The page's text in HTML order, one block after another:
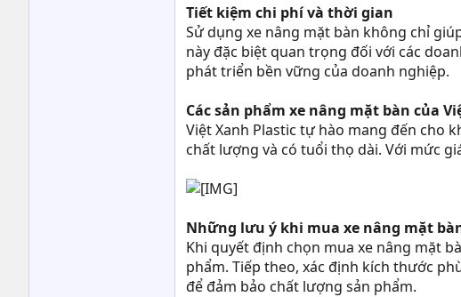
Tiết kiệm chi phí và thời gian
Sử dụng xe nâng mặt bàn không chỉ
này đặc biệt quan trọng đối với các
phát triển bền vững của doanh nghiệp.
Các sản phẩm xe nâng mặt bàn của
Việt Xanh Plastic tự hào mang đến cho
chất lượng và có tuổi thọ dài. Với mức
Những lưu ý khi mua xe nâng mặt
Khi quyết định chọn mua xe nâng mặt
phẩm. Tiếp theo, xác định kích thước
để đảm bảo chất lượng sản phẩm.